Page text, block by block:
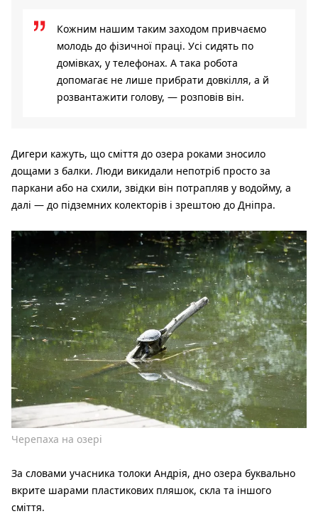
Кожним нашим таким заходом привчаємо
молодь до фізичної праці. Усі сидять по
домівках, у телефонах. А така робота
допомагає не лише прибрати довкілля, а й
розвантажити голову, — розповів він.
Дигери кажуть, що сміття до озера роками зносило
дощами з балки. Люди викидали непотріб просто за
паркани або на схили, звідки він потрапляв у водойму, а
далі — до підземних колекторів і зрештою до Дніпра.
Черепаха на озері
За словами учасника толоки Андрія, дно озера буквально
вкрите шарами пластикових пляшок, скла та іншого
сміття.